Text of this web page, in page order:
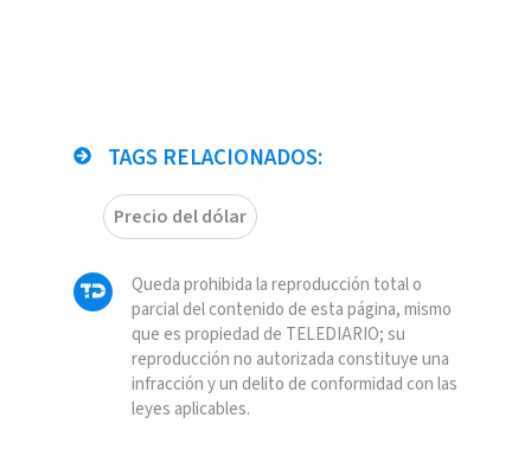
TAGS RELACIONADOS:
Precio del dólar
Queda prohibida la reproducción total o
parcial del contenido de esta página, mismo
que es propiedad de TELEDIARIO; su
reproducción no autorizada constituye una
infracción y un delito de conformidad con las
leyes aplicables.